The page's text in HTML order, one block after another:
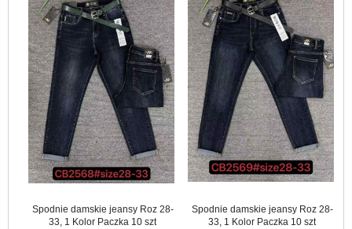
Spodnie damskie jeansy Roz 28-
33, 1 Kolor Paczka 10 szt
Spodnie damskie jeansy Roz 28-
33, 1 Kolor Paczka 10 szt